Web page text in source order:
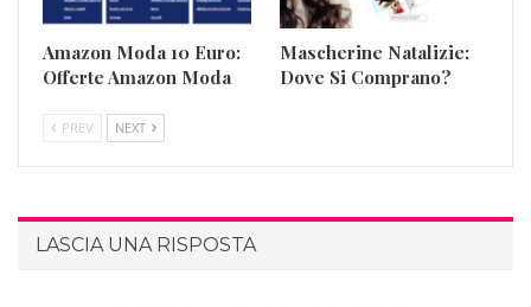
Amazon Moda 10 Euro:
Offerte Amazon Moda
Mascherine Natalizie:
Dove Si Comprano?
PREV NEXT
LASCIA UNA RISPOSTA